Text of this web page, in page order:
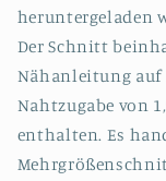
heruntergeladen
Der Schnitt
Nähanleitung auf
Nahtzugabe von
enthalten. Es